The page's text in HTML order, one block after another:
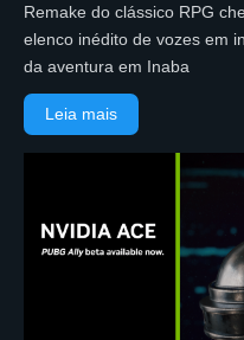
Remake do clássico RPG
elenco inédito de vozes em
da aventura em Inaba
Leia mais